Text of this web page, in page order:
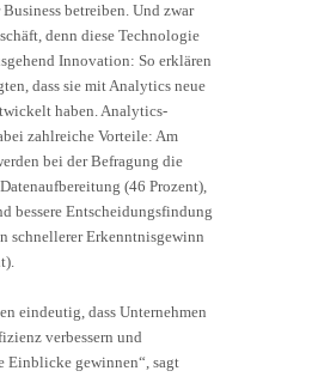
betreiben. Und zwar
denn diese Technologie
Innovation: So erklären
dass sie mit Analytics neue
haben. Analytics-
zahlreiche Vorteile: Am
bei der Befragung die
(46 Prozent),
bessere Entscheidungsfindung
schnellerer Erkenntnisgewinn
eindeutig, dass Unternehmen
verbessern und
Einblicke gewinnen“, sagt